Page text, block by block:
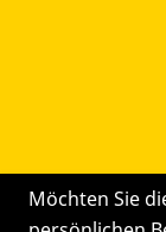
Möchten Sie